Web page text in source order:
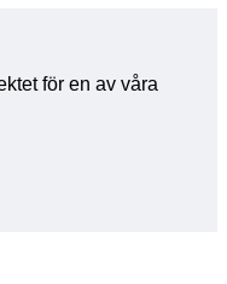
för en av våra